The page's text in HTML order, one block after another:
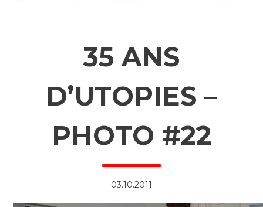
35 ANS
D’UTOPIES –
PHOTO #22
03.10.2011